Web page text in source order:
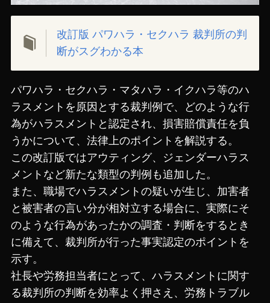
改訂版 パワハラ・セクハラ 裁判所の判
断がスグわかる本
パワハラ・セクハラ・マタハラ・イクハラ等のハ
ラスメントを原因とする裁判例で、どのような行
為がハラスメントと認定され、損害賠償責任を負
うかについて、法律上のポイントを解説する。
この改訂版ではアウティング、ジェンダーハラス
メントなど新たな類型の判例も追加した。
また、職場でハラスメントの疑いが生じ、加害者
と被害者の言い分が相対立する場合に、実際にそ
のような行為があったかの調査・判断をするとき
に備えて、裁判所が行った事実認定のポイントを
示す。
社長や労務担当者にとって、ハラスメントに関す
る裁判所の判断を効率よく押さえ、労務トラブル